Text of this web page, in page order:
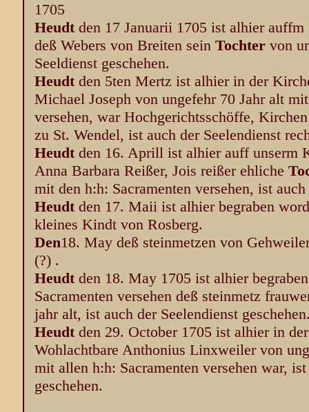
1705
Heudt den 17 Januarii 1705 ist alhier
deß Webers von Breiten sein Tochter von
Seeldienst geschehen.
Heudt den 5ten Mertz ist alhier in der
Michael Joseph von ungefehr 70 Jahr alt
versehen, war Hochgerichtsschöffe,
zu St. Wendel, ist auch der Seelendienst
Heudt den 16. Aprill ist alhier auff unserm
Anna Barbara Reißer, Jois reißer ehliche
mit den h:h: Sacramenten versehen, ist
Heudt den 17. Maii ist alhier begraben
kleines Kindt von Rosberg.
Den18. May deß steinmetzen von
(?) .
Heudt den 18. May 1705 ist alhier
Sacramenten versehen deß steinmetz
jahr alt, ist auch der Seelendienst
Heudt den 29. October 1705 ist alhier in
Wohlachtbare Anthonius Linxweiler von
mit allen h:h: Sacramenten versehen war,
geschehen.